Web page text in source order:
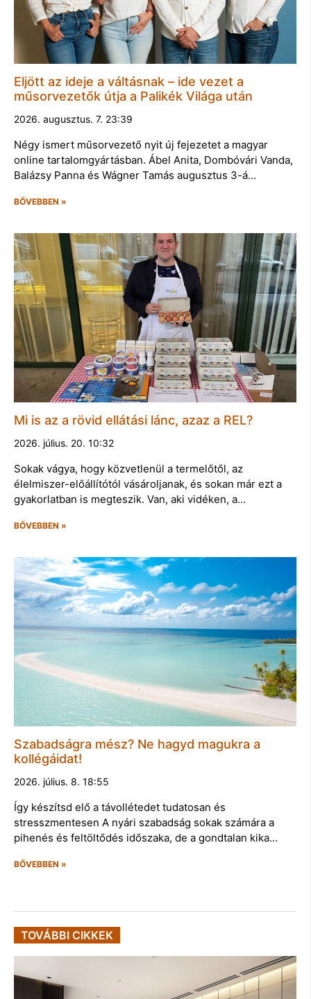
Eljött az ideje a váltásnak – ide vezet a
műsorvezetők útja a Palikék Világa után
2026. augusztus. 7. 23:39
Négy ismert műsorvezető nyit új fejezetet a magyar
online tartalomgyártásban. Ábel Anita, Dombóvári Vanda,
Balázsy Panna és Wágner Tamás augusztus 3-á…
BŐVEBBEN »
Mi is az a rövid ellátási lánc, azaz a REL?
2026. július. 20. 10:32
Sokak vágya, hogy közvetlenül a termelőtől, az
élelmiszer-előállítótól vásároljanak, és sokan már ezt a
gyakorlatban is megteszik. Van, aki vidéken, a…
BŐVEBBEN »
Szabadságra mész? Ne hagyd magukra a
kollégáidat!
2026. július. 8. 18:55
Így készítsd elő a távollétedet tudatosan és
stresszmentesen A nyári szabadság sokak számára a
pihenés és feltöltődés időszaka, de a gondtalan kika…
BŐVEBBEN »
TOVÁBBI CIKKEK